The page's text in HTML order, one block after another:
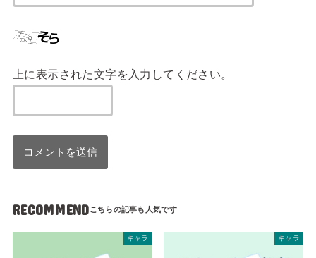
上に表示された文字を入力してください。
RECOMMEND
キャラ キャラ